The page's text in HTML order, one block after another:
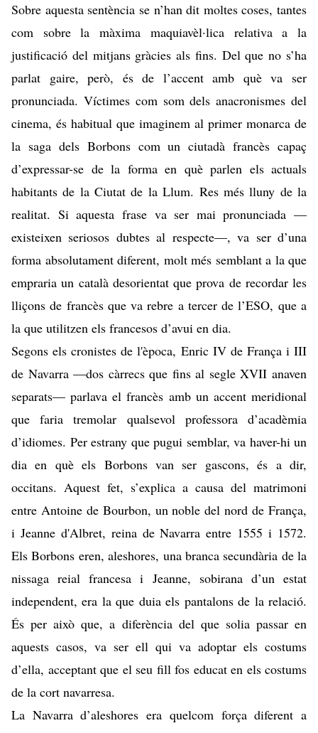
Sobre aquesta sentència se n’han dit moltes coses, tantes
com sobre la màxima maquiavèl·lica relativa a la
justificació del mitjans gràcies als fins. Del que no s’ha
parlat gaire, però, és de l’accent amb què va ser
pronunciada. Víctimes com som dels anacronismes del
cinema, és habitual que imaginem al primer monarca de
la saga dels Borbons com un ciutadà francès capaç
d’expressar-se de la forma en què parlen els actuals
habitants de la Ciutat de la Llum. Res més lluny de la
realitat. Si aquesta frase va ser mai pronunciada —
existeixen seriosos dubtes al respecte—, va ser d’una
forma absolutament diferent, molt més semblant a la que
empraria un català desorientat que prova de recordar les
lliçons de francès que va rebre a tercer de l’ESO, que a
la que utilitzen els francesos d’avui en dia.
Segons els cronistes de l'època, Enric IV de França i III
de Navarra —dos càrrecs que fins al segle XVII anaven
separats— parlava el francès amb un accent meridional
que faria tremolar qualsevol professora d’acadèmia
d’idiomes. Per estrany que pugui semblar, va haver-hi un
dia en què els Borbons van ser gascons, és a dir,
occitans. Aquest fet, s’explica a causa del matrimoni
entre Antoine de Bourbon, un noble del nord de França,
i Jeanne d'Albret, reina de Navarra entre 1555 i 1572.
Els Borbons eren, aleshores, una branca secundària de la
nissaga reial francesa i Jeanne, sobirana d’un estat
independent, era la que duia els pantalons de la relació.
És per això que, a diferència del que solia passar en
aquests casos, va ser ell qui va adoptar els costums
d’ella, acceptant que el seu fill fos educat en els costums
de la cort navarresa.
La Navarra d’aleshores era quelcom força diferent a